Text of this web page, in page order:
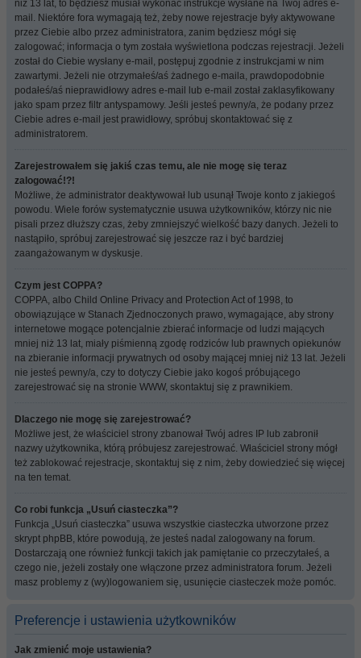
niż 13 lat, to będziesz musiał wykonać instrukcje wysłane na Twój adres e-
mail. Niektóre fora wymagają też, żeby nowe rejestracje były aktywowane
przez Ciebie albo przez administratora, zanim będziesz mógł się
zalogować; informacja o tym została wyświetlona podczas rejestracji. Jeżeli
został do Ciebie wysłany e-mail, postępuj zgodnie z instrukcjami w nim
zawartymi. Jeżeli nie otrzymałeś/aś żadnego e-maila, prawdopodobnie
podałeś/aś nieprawidłowy adres e-mail lub e-mail został zaklasyfikowany
jako spam przez filtr antyspamowy. Jeśli jesteś pewny/a, że podany przez
Ciebie adres e-mail jest prawidłowy, spróbuj skontaktować się z
administratorem.
Zarejestrowałem się jakiś czas temu, ale nie mogę się teraz
zalogować!?!
Możliwe, że administrator deaktywował lub usunął Twoje konto z jakiegoś
powodu. Wiele forów systematycznie usuwa użytkowników, którzy nic nie
pisali przez dłuższy czas, żeby zmniejszyć wielkość bazy danych. Jeżeli to
nastąpiło, spróbuj zarejestrować się jeszcze raz i być bardziej
zaangażowanym w dyskusje.
Czym jest COPPA?
COPPA, albo Child Online Privacy and Protection Act of 1998, to
obowiązujące w Stanach Zjednoczonych prawo, wymagające, aby strony
internetowe mogące potencjalnie zbierać informacje od ludzi mających
mniej niż 13 lat, miały piśmienną zgodę rodziców lub prawnych opiekunów
na zbieranie informacji prywatnych od osoby mającej mniej niż 13 lat. Jeżeli
nie jesteś pewny/a, czy to dotyczy Ciebie jako kogoś próbującego
zarejestrować się na stronie WWW, skontaktuj się z prawnikiem.
Dlaczego nie mogę się zarejestrować?
Możliwe jest, że właściciel strony zbanował Twój adres IP lub zabronił
nazwy użytkownika, którą próbujesz zarejestrować. Właściciel strony mógł
też zablokować rejestracje, skontaktuj się z nim, żeby dowiedzieć się więcej
na ten temat.
Co robi funkcja „Usuń ciasteczka”?
Funkcja „Usuń ciasteczka” usuwa wszystkie ciasteczka utworzone przez
skrypt phpBB, które powodują, że jesteś nadal zalogowany na forum.
Dostarczają one również funkcji takich jak pamiętanie co przeczytałeś, a
czego nie, jeżeli zostały one włączone przez administratora forum. Jeżeli
masz problemy z (wy)logowaniem się, usunięcie ciasteczek może pomóc.
Preferencje i ustawienia użytkowników
Jak zmienić moje ustawienia?